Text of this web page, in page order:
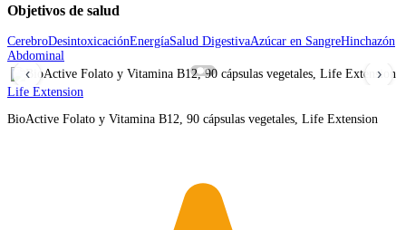
Objetivos de salud
CerebroDesintoxicaciónEnergíaSalud DigestivaAzúcar en SangreHinchazón
Abdominal
‹ ›
Life Extension
BioActive Folato y Vitamina B12, 90 cápsulas vegetales, Life Extension